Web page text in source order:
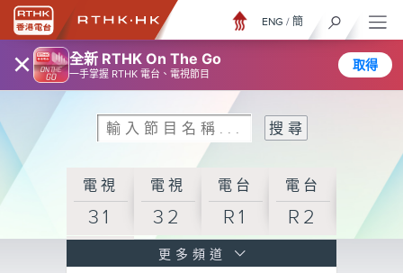
× 全新 RTHK On The Go
一手掌握 RTHK 電台、電視節目
取得
ENG / 簡
電視
31
電視
32
電台
R1
電台
R2
更多頻道